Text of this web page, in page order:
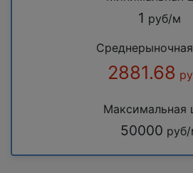
1 руб/м
2881.68
Максимальная
50000